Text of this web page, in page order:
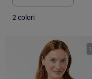
2 colori
1